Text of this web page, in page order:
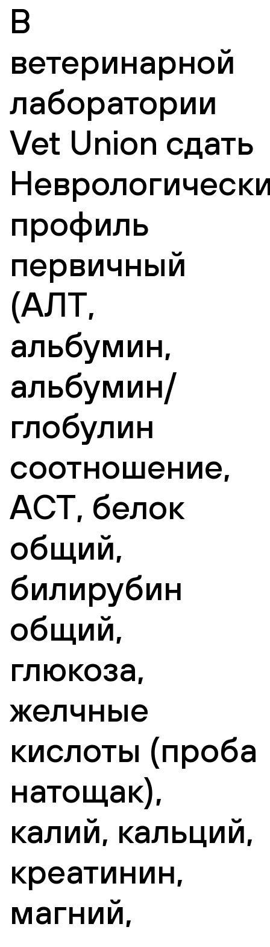
В
ветеринарной
лаборатории
Vet Union сдать
профиль
первичный
(АЛТ,
альбумин,
альбумин/
глобулин
соотношение,
АСТ, белок
общий,
билирубин
общий,
глюкоза,
желчные
кислоты (проба
натощак),
калий, кальций,
креатинин,
магний,